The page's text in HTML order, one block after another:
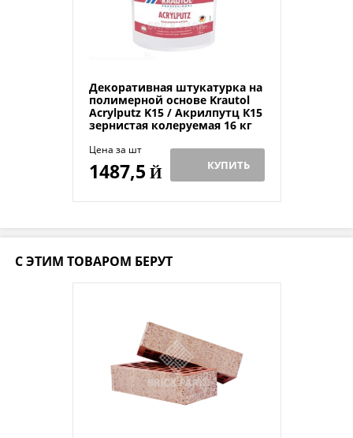
Декоративная штукатурка на
полимерной основе Krautol
Acrylputz K15 / Акрилпутц К15
зернистая колеруемая 16 кг
Цена за шт
1487,5 Й КУПИТЬ
С ЭТИМ ТОВАРОМ БЕРУТ